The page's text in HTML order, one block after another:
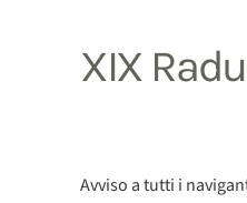
XIX
Avviso a tutti i